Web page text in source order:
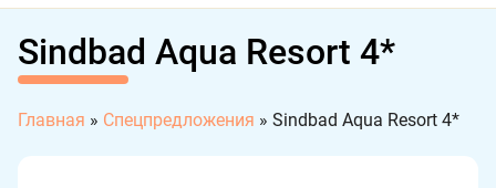
Sindbad Aqua Resort 4*
Главная » Спецпредложения » Sindbad Aqua Resort 4*